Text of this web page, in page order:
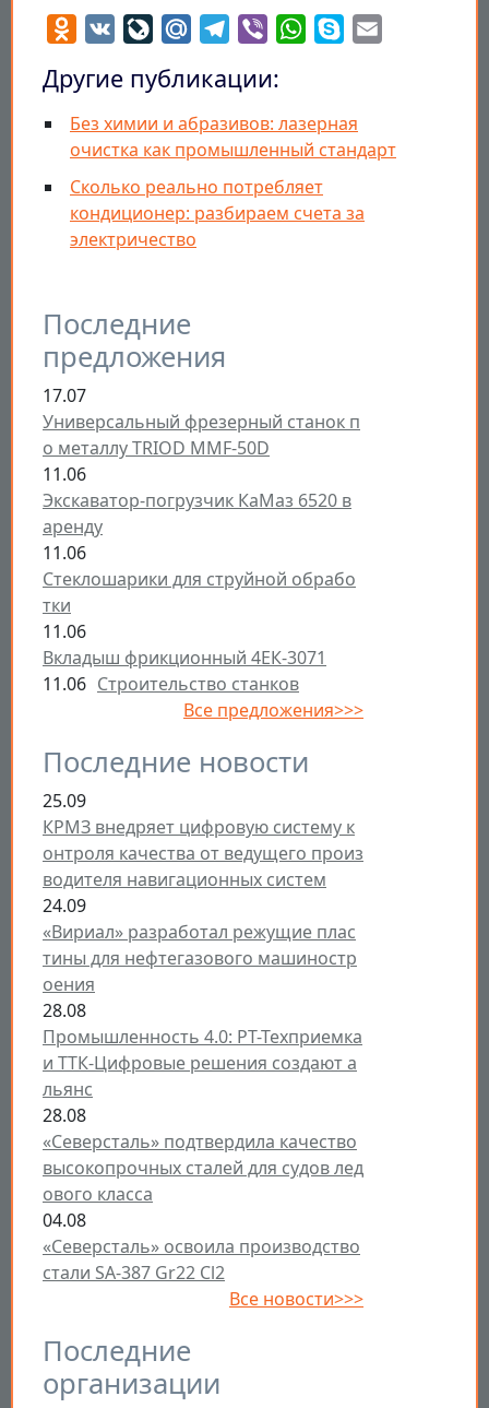
Последние
предложения
17.07
Универсальный фрезерный станок п
о металлу TRIOD MMF-50D
11.06
Экскаватор-погрузчик КаМаз 6520 в
аренду
11.06
Стеклошарики для струйной обрабо
тки
11.06
Вкладыш фрикционный 4ЕК-3071
11.06 Строительство станков
Все предложения>>>
Последние новости
25.09
КРМЗ внедряет цифровую систему к
онтроля качества от ведущего произ
водителя навигационных систем
24.09
«Вириал» разработал режущие плас
тины для нефтегазового машиностр
оения
28.08
Промышленность 4.0: РТ-Техприемка
и ТТК-Цифровые решения создают а
льянс
28.08
«Северсталь» подтвердила качество
высокопрочных сталей для судов лед
ового класса
04.08
«Северсталь» освоила производство
стали SA-387 Gr22 Cl2
Все новости>>>
Последние
организации
Odnoklassniki
VK LiveJournal
Mail.RuTelegram
Viber WhatsApp
Skype
Другие публикации:
Без химии и абразивов: лазерная
очистка как промышленный стандарт
Сколько реально потребляет
кондиционер: разбираем счета за
электричество